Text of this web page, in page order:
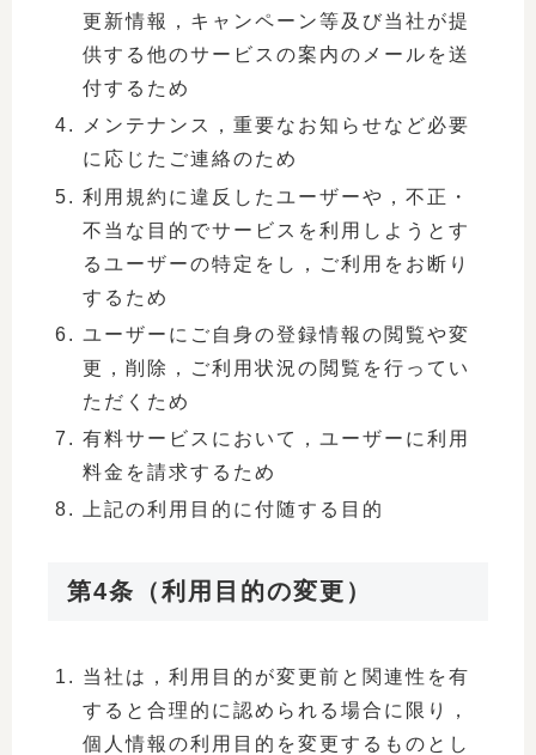
更新情報，キャンペーン等及び当社が提
供する他のサービスの案内のメールを送
付するため
メンテナンス，重要なお知らせなど必要
に応じたご連絡のため
利用規約に違反したユーザーや，不正・
不当な目的でサービスを利用しようとす
るユーザーの特定をし，ご利用をお断り
するため
ユーザーにご自身の登録情報の閲覧や変
更，削除，ご利用状況の閲覧を行ってい
ただくため
有料サービスにおいて，ユーザーに利用
料金を請求するため
上記の利用目的に付随する目的
第4条（利用目的の変更）
当社は，利用目的が変更前と関連性を有
すると合理的に認められる場合に限り，
個人情報の利用目的を変更するものとし